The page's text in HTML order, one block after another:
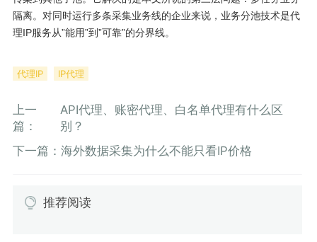
隔离。对同时运行多条采集业务线的企业来说，业务分池技术是代
理IP服务从”能用”到”可靠”的分界线。
代理IP IP代理
上一
篇：
API代理、账密代理、白名单代理有什么区
别？
下一篇： 海外数据采集为什么不能只看IP价格
推荐阅读